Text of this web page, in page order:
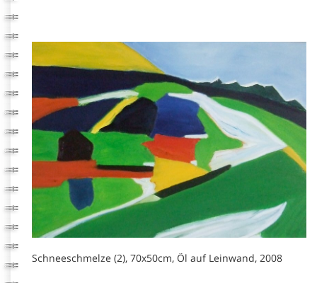
Schneeschmelze (2), 70x50cm, Öl auf Leinwand, 2008